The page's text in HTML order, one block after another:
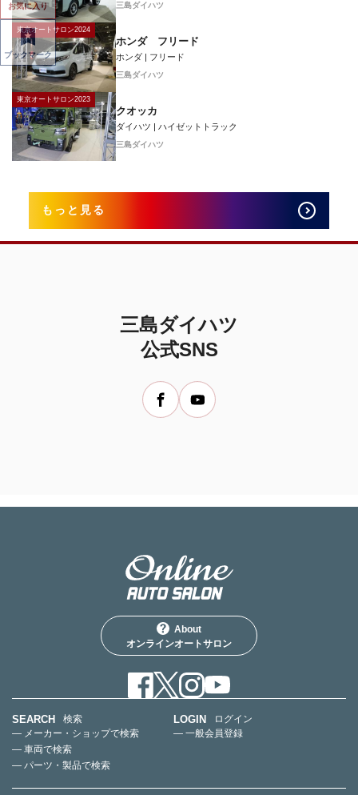
三島ダイハツ
東京オートサロン2024
ホンダ フリード
ホンダ | フリード
三島ダイハツ
東京オートサロン2023
クオッカ
ダイハツ | ハイゼットトラック
三島ダイハツ
もっと見る
三島ダイハツ
公式SNS
お気に入り
ブックマーク
About
オンラインオートサロン
SEARCH
検索
— メーカー・ショップで検索
— 車両で検索
— パーツ・製品で検索
LOGIN
ログイン
— 一般会員登録